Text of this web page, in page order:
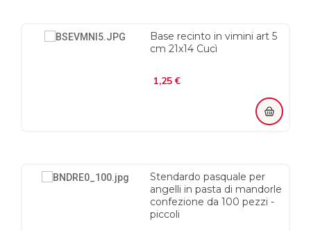
Base recinto in vimini art 5
cm 21x14 Cucì
1,25 €
Stendardo pasquale per
angelli in pasta di mandorle
confezione da 100 pezzi -
piccoli